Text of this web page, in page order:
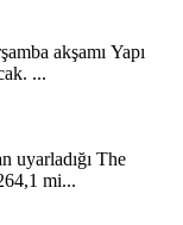
akşamı Yapı
...
uyarladığı The
mi...